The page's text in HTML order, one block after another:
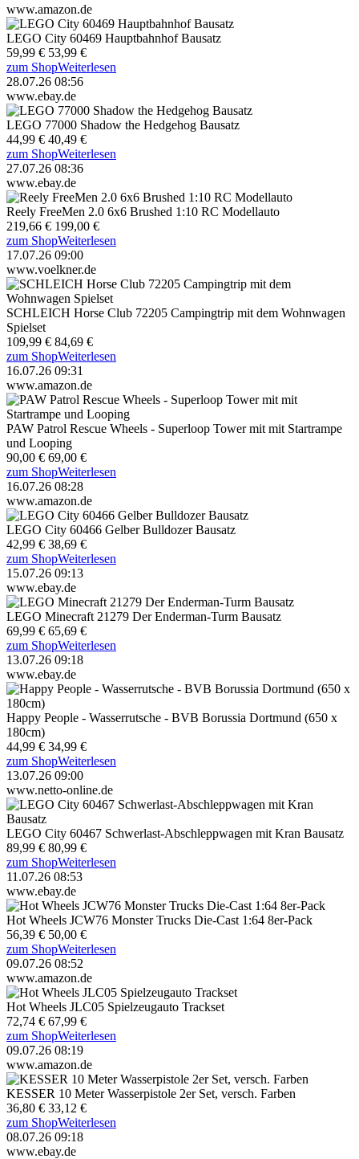
www.amazon.de
LEGO City 60469 Hauptbahnhof Bausatz
59,99 € 53,99 €
zum ShopWeiterlesen
28.07.26 08:56
www.ebay.de
LEGO 77000 Shadow the Hedgehog Bausatz
44,99 € 40,49 €
zum ShopWeiterlesen
27.07.26 08:36
www.ebay.de
Reely FreeMen 2.0 6x6 Brushed 1:10 RC Modellauto
219,66 € 199,00 €
zum ShopWeiterlesen
17.07.26 09:00
www.voelkner.de
SCHLEICH Horse Club 72205 Campingtrip mit dem Wohnwagen
Spielset
109,99 € 84,69 €
zum ShopWeiterlesen
16.07.26 09:31
www.amazon.de
PAW Patrol Rescue Wheels - Superloop Tower mit mit Startrampe
und Looping
90,00 € 69,00 €
zum ShopWeiterlesen
16.07.26 08:28
www.amazon.de
LEGO City 60466 Gelber Bulldozer Bausatz
42,99 € 38,69 €
zum ShopWeiterlesen
15.07.26 09:13
www.ebay.de
LEGO Minecraft 21279 Der Enderman-Turm Bausatz
69,99 € 65,69 €
zum ShopWeiterlesen
13.07.26 09:18
www.ebay.de
Happy People - Wasserrutsche - BVB Borussia Dortmund (650 x
180cm)
44,99 € 34,99 €
zum ShopWeiterlesen
13.07.26 09:00
www.netto-online.de
LEGO City 60467 Schwerlast-Abschleppwagen mit Kran Bausatz
89,99 € 80,99 €
zum ShopWeiterlesen
11.07.26 08:53
www.ebay.de
Hot Wheels JCW76 Monster Trucks Die-Cast 1:64 8er-Pack
56,39 € 50,00 €
zum ShopWeiterlesen
09.07.26 08:52
www.amazon.de
Hot Wheels JLC05 Spielzeugauto Trackset
72,74 € 67,99 €
zum ShopWeiterlesen
09.07.26 08:19
www.amazon.de
KESSER 10 Meter Wasserpistole 2er Set, versch. Farben
36,80 € 33,12 €
zum ShopWeiterlesen
08.07.26 09:18
www.ebay.de